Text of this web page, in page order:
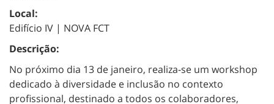
Local:
Edifício IV | NOVA FCT
Descrição:
No próximo dia 13 de janeiro, realiza-se um workshop
dedicado à diversidade e inclusão no contexto
profissional, destinado a todos os colaboradores,